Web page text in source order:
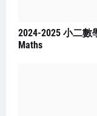
2024-2025 小二數
Maths